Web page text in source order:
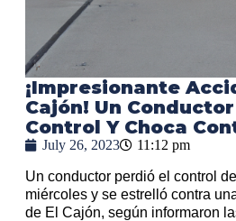
¡Impresionante
Cajón! Un
Control Y Choca
July 26, 2023 11:12 pm
Un conductor perdió el control
miércoles y se estrelló contra
de El Cajón, según informaron